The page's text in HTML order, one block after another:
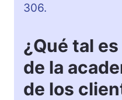
306.
¿Qué tal
de la
de los